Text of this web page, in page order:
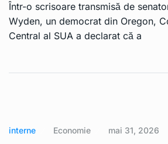
Într-o scrisoare transmisă de
Wyden, un democrat din Oregon,
Central al SUA a declarat că a
interne Economie mai 31, 2026